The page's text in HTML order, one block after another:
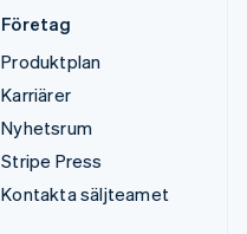
Företag
Produktplan
Karriärer
Nyhetsrum
Stripe Press
Kontakta säljteamet